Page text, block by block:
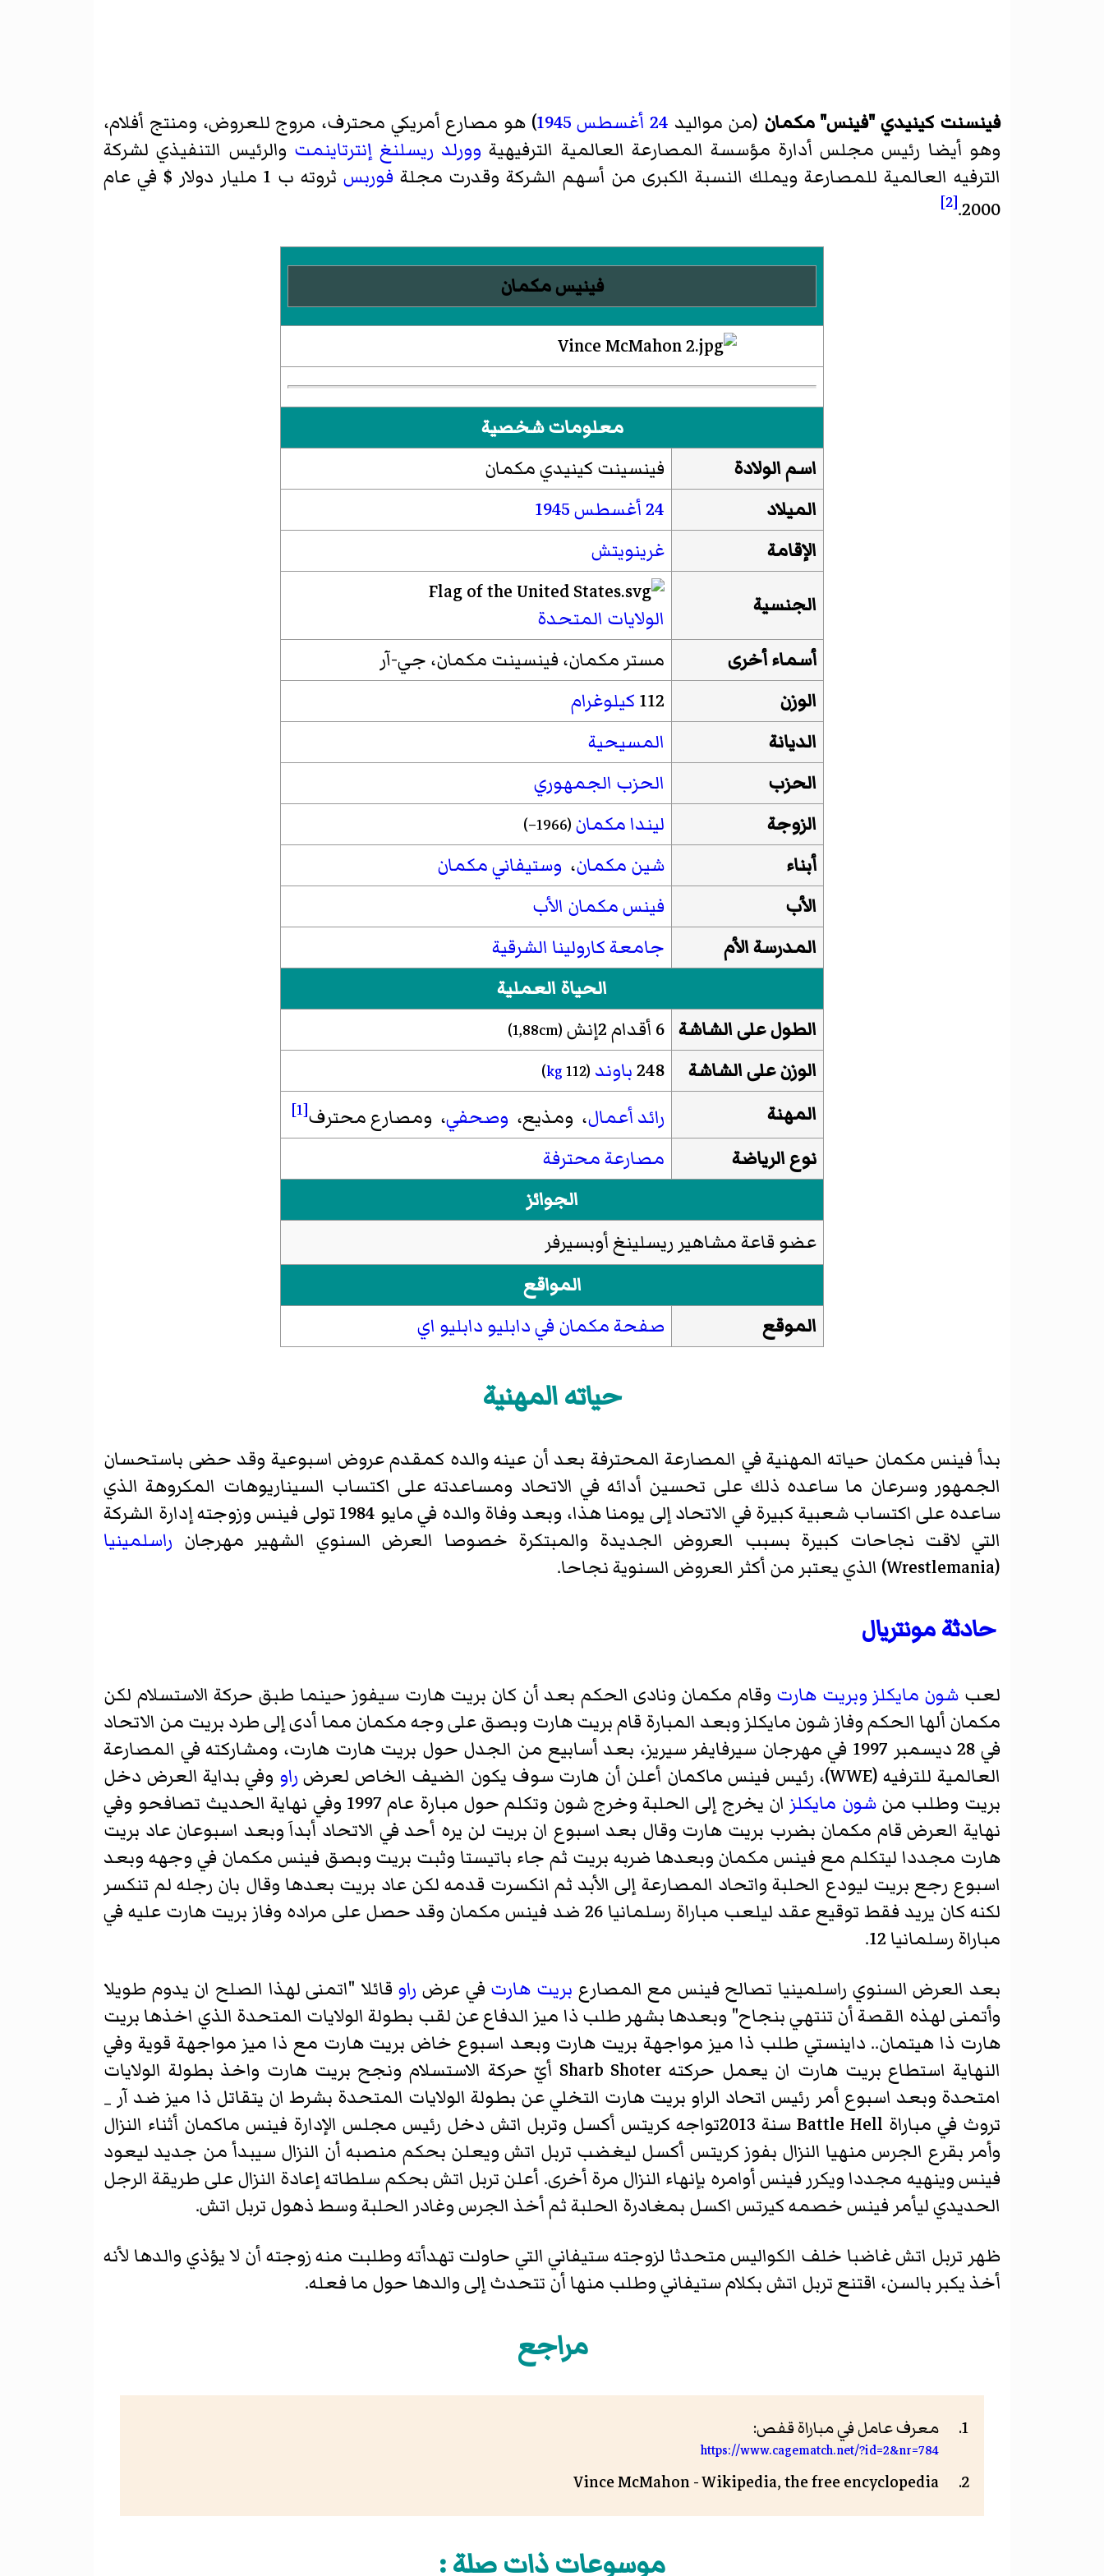
فينسنت كينيدي "فينس" مكمان (من مواليد 24 أغسطس 1945) هو مصارع أمريكي محترف، مروج للعروض، ومنتج أفلام،
وهو أيضا رئيس مجلس أدارة مؤسسة المصارعة العالمية الترفيهية وورلد ريسلنغ إنترتاينمت والرئيس التنفيذي لشركة
الترفيه العالمية للمصارعة ويملك النسبة الكبرى من أسهم الشركة وقدرت مجلة فوربس
ثروته ب 1 مليار دولار $ في عام
2000.
[2]
فينيس مكمان
معلومات شخصية
اسم الولادة
فينسينت كينيدي مكمان
الميلاد
24 أغسطس
1945
الإقامة
غرينويتش
الجنسية
الولايات المتحدة
أسماء أخرى
مستر مكمان، فينسينت مكمان، جي-آر
الوزن
112 كيلوغرام
الديانة
المسيحية
الحزب
الحزب الجمهوري
الزوجة
ليندا مكمان (1966–)
أبناء شين مكمان، وستيفاني مكمان
الأب
فينس مكمان الأب
المدرسة الأم
جامعة كارولينا الشرقية
الحياة العملية
الطول على الشاشة 6 أقدام 2إنش (1,88cm)
الوزن على الشاشة 248باوند (112
kg
)
المهنة رائد أعمال، ومذيع، وصحفي، ومصارع محترف[1]
نوع الرياضة
مصارعة محترفة
الجوائز
عضو قاعة مشاهير ريسلينغ أوبسيرفر
المواقع
الموقع
صفحة مكمان في دابليو دابليو اي
حياته المهنية
بدأ فينس مكمان حياته المهنية في المصارعة المحترفة بعد أن عينه والده كمقدم عروض اسبوعية وقد حضى باستحسان
الجمهور وسرعان ما ساعده ذلك على تحسين أدائه في الاتحاد ومساعدته على اكتساب السيناريوهات المكروهة الذي
ساعده على اكتساب شعبية كبيرة في الاتحاد إلى يومنا هذا، وبعد وفاة والده في مايو 1984 تولى فينس وزوجته إدارة الشركة
التي لاقت نجاحات كبيرة بسبب العروض الجديدة والمبتكرة خصوصا العرض السنوي الشهير مهرجان راسلمينيا
(
Wrestlemania)‏ الذي يعتبر من أكثر العروض السنوية نجاحا.
حادثة مونتريال
لعب شون مايكلز وبريت هارت وقام مكمان ونادى الحكم بعد أن كان بريت هارت سيفوز حينما طبق حركة الاستسلام لكن
مكمان ألها الحكم وفاز شون مايكلز وبعد المبارة قام بريت هارت وبصق على وجه مكمان مما أدى إلى طرد بريت من الاتحاد
في 28 ديسمبر 1997 في مهرجان سيرفايفر سيريز، بعد أسابيع من الجدل حول بريت هارت هارت، ومشاركته في المصارعة
العالمية للترفيه (WWE)، رئيس فينس ماكمان أعلن أن هارت سوف يكون الضيف الخاص لعرض
راو وفي بداية العرض دخل
بريت وطلب منشون مايكلز
ان يخرج إلى الحلبة وخرج شون وتكلم حول مبارة عام 1997 وفي نهاية الحديث تصافحو وفي
نهاية العرض قام مكمان بضرب بريت هارت وقال بعد اسبوع ان بريت لن يره أحد في الاتحاد أبداَ وبعد اسبوعان عاد بريت
هارت مجددا ليتكلم مع فينس مكمان وبعدها ضربه بريت ثم جاء باتيستا وثبت بريت وبصق فينس مكمان في وجهه وبعد
اسبوع رجع بريت ليودع الحلبة واتحاد المصارعة إلى الأبد ثم انكسرت قدمه لكن عاد بريت بعدها وقال بان رجله لم تنكسر
لكنه كان يريد فقط توقيع عقد ليلعب مباراة رسلمانيا 26 ضد فينس مكمان وقد حصل على مراده وفاز بريت هارت عليه في
مباراة رسلمانيا 12.
بعد العرض السنوي راسلمينيا تصالح فينس مع المصارع بريت هارت في عرض راو قائلا "اتمنى لهذا الصلح ان يدوم طويلا
وأتمنى لهذه القصة أن تنتهي بنجاح" وبعدها بشهر طلب ذا ميز الدفاع عن لقب بطولة الولايات المتحدة الذي اخذها بريت
هارت ذا هيتمان.. داينستي طلب ذا ميز مواجهة بريت هارت وبعد اسبوع خاض بريت هارت مع ذا ميز مواجهة قوية وفي
النهاية استطاع بريت هارت ان يعمل حركته Sharb Shoter أيّ حركة الاستسلام ونجح بريت هارت واخذ بطولة الولايات
امتحدة وبعد اسبوع أمر رئيس اتحاد الراو بريت هارت التخلي عن بطولة الولايات المتحدة بشرط ان يتقاتل ذا ميز ضد آر _
تروث في مباراة Battle Hell سنة 2013تواجه كريتس أكسل وتربل اتش دخل رئيس مجلس الإدارة فينس ماكمان أثناء النزال
وأمر بقرع الجرس منهيا النزال بفوز كريتس أكسل ليغضب تربل اتش ويعلن بحكم منصبه أن النزال سيبدأ من جديد ليعود
فينس وينهيه مجددا ويكرر فينس أوامره بإنهاء النزال مرة أخرى. أعلن تربل اتش بحكم سلطاته إعادة النزال على طريقة الرجل
الحديدي ليأمر فينس خصمه كيرتس اكسل بمغادرة الحلبة ثم أخذ الجرس وغادر الحلبة وسط ذهول تربل اتش.
ظهر تربل اتش غاضبا خلف الكواليس متحدثا لزوجته ستيفاني التي حاولت تهدأته وطلبت منه زوجته أن لا يؤذي والدها لأنه
أخذ يكبر بالسن، اقتنع تربل اتش بكلام ستيفاني وطلب منها أن تتحدث إلى والدها حول ما فعله.
مراجع
معرف عامل في مباراة قفص:
https://www.cagematch.net/?id=2&nr=784
Vince McMahon - Wikipedia, the free encyclopedia
موسوعات ذات صلة :